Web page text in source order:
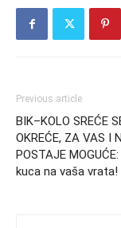
Previous article
BIK–KOLO SREĆE
OKREĆE, ZA VAS I
POSTAJE
kuca na vaša vrata!